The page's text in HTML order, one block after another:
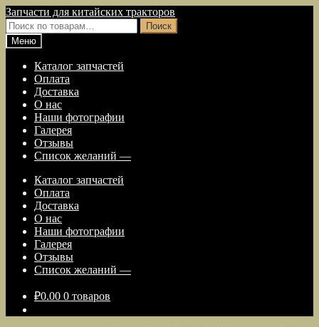
Перейти
к
навигации
Перейти
к
содержимому
Запчасти для китайских тракторов
Искать:
Поиск
Меню
Каталог запчастей
Оплата
Доставка
О нас
Наши фотографии
Галерея
Отзывы
Список желаний —
Каталог запчастей
Оплата
Доставка
О нас
Наши фотографии
Галерея
Отзывы
Список желаний —
₽0.00 0 товаров